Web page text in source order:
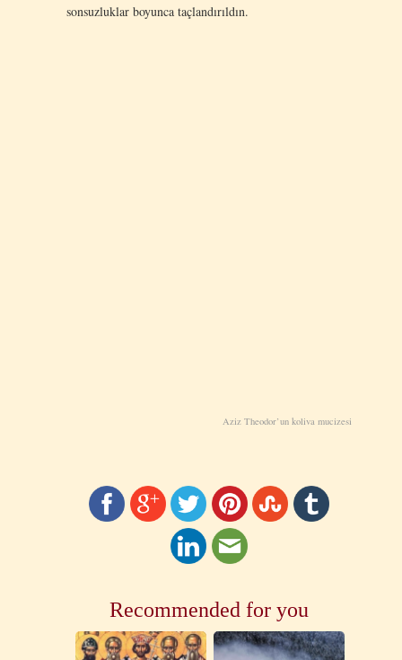
sonsuzluklar boyunca taçlandırıldın.
Aziz Theodor’un koliva mucizesi
Recommended for you